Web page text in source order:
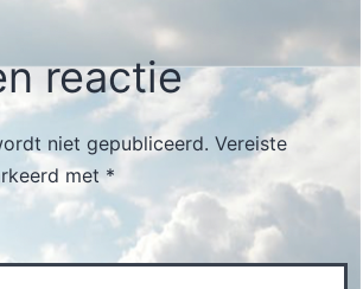
reactie
niet gepubliceerd. Vereiste
met*